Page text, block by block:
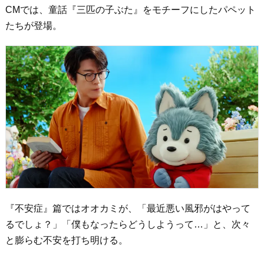
CMでは、童話『三匹の子ぶた』をモチーフにしたパペット
たちが登場。
『不安症』篇ではオオカミが、「最近悪い風邪がはやって
るでしょ？」「僕もなったらどうしようって…」と、次々
と膨らむ不安を打ち明ける。